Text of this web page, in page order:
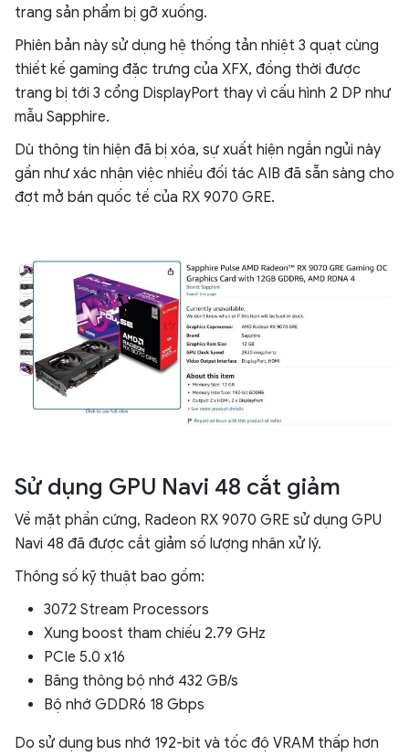
trang sản phẩm bị gỡ xuống.
Phiên bản này sử dụng hệ thống tản nhiệt 3 quạt cùng
thiết kế gaming đặc trưng của XFX, đồng thời được
trang bị tới 3 cổng DisplayPort thay vì cấu hình 2 DP như
mẫu Sapphire.
Dù thông tin hiện đã bị xóa, sự xuất hiện ngắn ngủi này
gần như xác nhận việc nhiều đối tác AIB đã sẵn sàng cho
đợt mở bán quốc tế của RX 9070 GRE.
Sử dụng GPU Navi 48 cắt giảm
Về mặt phần cứng, Radeon RX 9070 GRE sử dụng GPU
Navi 48 đã được cắt giảm số lượng nhân xử lý.
Thông số kỹ thuật bao gồm:
3072 Stream Processors
Xung boost tham chiếu 2.79 GHz
PCIe 5.0 x16
Băng thông bộ nhớ 432 GB/s
Bộ nhớ GDDR6 18 Gbps
Do sử dụng bus nhớ 192-bit và tốc độ VRAM thấp hơn